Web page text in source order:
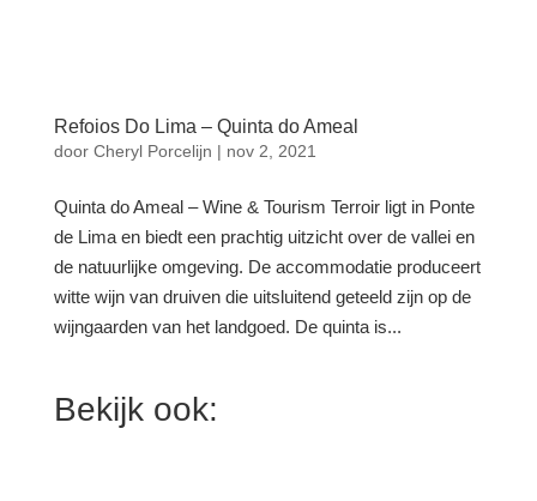
Refoios Do Lima – Quinta do Ameal
door Cheryl Porcelijn | nov 2, 2021
Quinta do Ameal – Wine & Tourism Terroir ligt in Ponte
de Lima en biedt een prachtig uitzicht over de vallei en
de natuurlijke omgeving. De accommodatie produceert
witte wijn van druiven die uitsluitend geteeld zijn op de
wijngaarden van het landgoed. De quinta is...
Bekijk ook: